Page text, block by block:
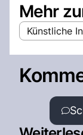
Mehr
Künstliche